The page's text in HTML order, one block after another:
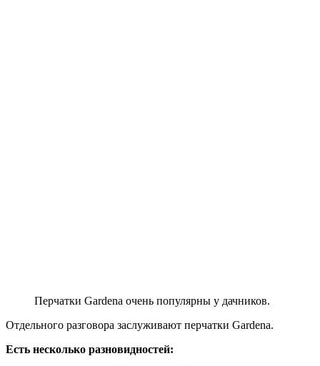
Перчатки Gardena очень популярны у дачников.
Отдельного разговора заслуживают перчатки Gardena.
Есть несколько разновидностей: